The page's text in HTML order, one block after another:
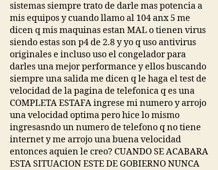
sistemas siempre trato de darle mas potencia a
mis equipos y cuando llamo al 104 anx 5 me
dicen q mis maquinas estan MAL o tienen virus
siendo estas son p4 de 2.8 y yo q uso antivirus
originales e incluso uso el congelador para
darles una mejor performance y ellos buscando
siempre una salida me dicen q le haga el test de
velocidad de la pagina de telefonica q es una
COMPLETA ESTAFA ingrese mi numero y arrojo
una velocidad optima pero hice lo mismo
ingresasndo un numero de telefono q no tiene
internet y me arrojo una buena velocidad
entonces aquien le creo? CUANDO SE ACABARA
ESTA SITUACION ESTE DE GOBIERNO NUNCA